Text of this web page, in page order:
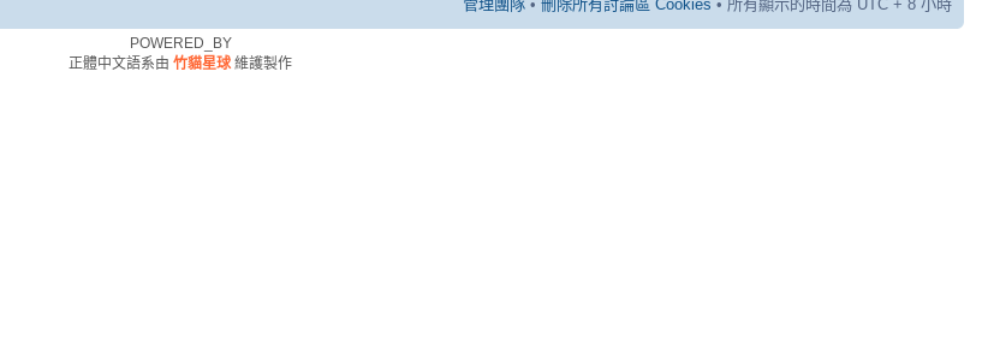
管理團隊 • 刪除所有討論區 Cookies • 所有顯示的時間為 UTC + 8 小時
POWERED_BY
正體中文語系由 竹貓星球維護製作